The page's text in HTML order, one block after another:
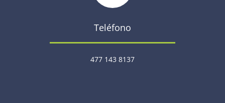
Teléfono
477 143 8137